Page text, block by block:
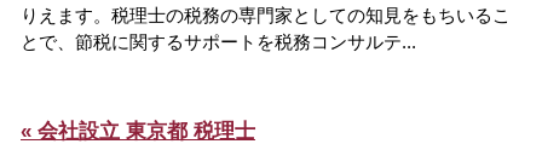
りえます。税理士の税務の専門家としての知見をもちいるこ
とで、節税に関するサポートを税務コンサルテ...
« 会社設立 東京都 税理士